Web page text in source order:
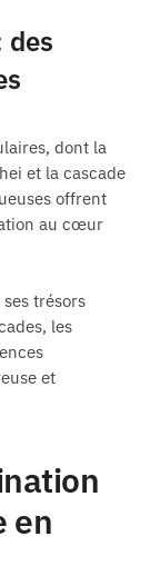
des
dont la
et la cascade
offrent
au cœur
trésors
les
et
en